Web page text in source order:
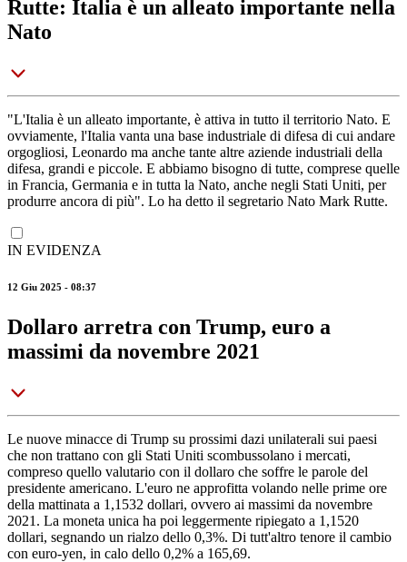
Rutte: Italia è un alleato importante nella
Nato
"L'Italia è un alleato importante, è attiva in tutto il territorio Nato. E
ovviamente, l'Italia vanta una base industriale di difesa di cui andare
orgogliosi, Leonardo ma anche tante altre aziende industriali della
difesa, grandi e piccole. E abbiamo bisogno di tutte, comprese quelle
in Francia, Germania e in tutta la Nato, anche negli Stati Uniti, per
produrre ancora di più". Lo ha detto il segretario Nato Mark Rutte.
IN EVIDENZA
12 Giu 2025 - 08:37
Dollaro arretra con Trump, euro a
massimi da novembre 2021
Le nuove minacce di Trump su prossimi dazi unilaterali sui paesi
che non trattano con gli Stati Uniti scombussolano i mercati,
compreso quello valutario con il dollaro che soffre le parole del
presidente americano. L'euro ne approfitta volando nelle prime ore
della mattinata a 1,1532 dollari, ovvero ai massimi da novembre
2021. La moneta unica ha poi leggermente ripiegato a 1,1520
dollari, segnando un rialzo dello 0,3%. Di tutt'altro tenore il cambio
con euro-yen, in calo dello 0,2% a 165,69.